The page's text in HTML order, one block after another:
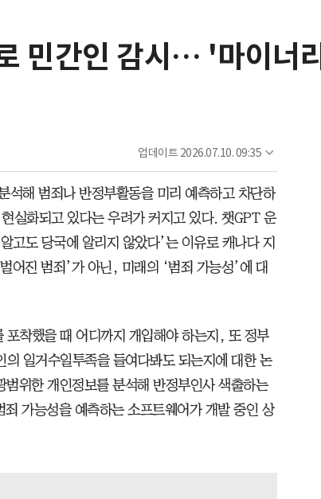
민간인 감시… '마이너
업데이트 2026.07.10. 09:35
석해 범죄나 반정부활동을 미리 예측하고 차단하
실화되고 있다는 우려가 커지고 있다. 챗GPT 운
고도 당국에 알리지 않았다’는 이유로 캐나다 지
어진 범죄’가 아닌, 미래의 ‘범죄 가능성’에 대
착했을 때 어디까지 개입해야 하는지, 또 정부
일거수일투족을 들여다봐도 되는지에 대한 논
위한 개인정보를 분석해 반정부인사 색출하는
가능성을 예측하는 소프트웨어가 개발 중인 상